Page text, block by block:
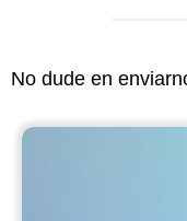
No dude en